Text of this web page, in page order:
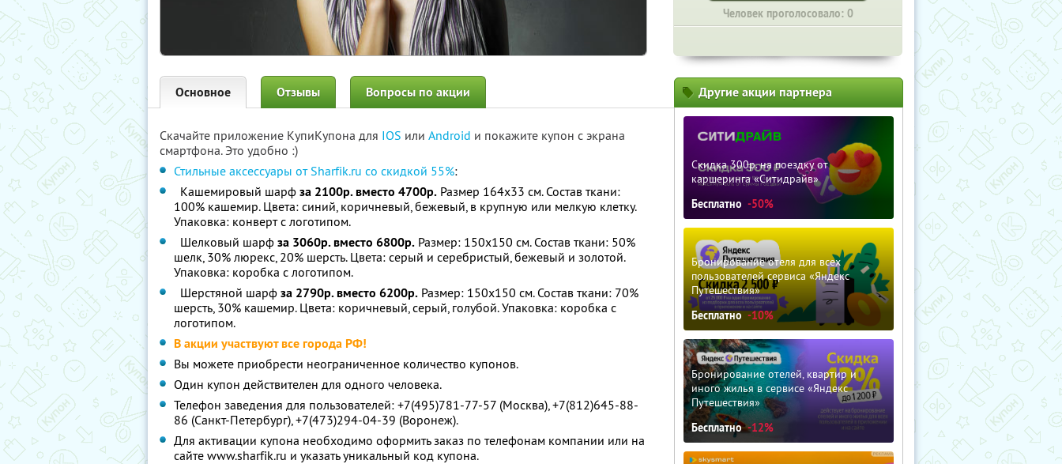
Человек проголосовало: 0
Основное Отзывы Вопросы по акции
Скачайте приложение КупиКупона для IOS или Android и покажите купон с экрана
смартфона. Это удобно :)
Стильные аксессуары от Sharfik.ru cо скидкой 55%:
Кашемировый шарф за 2100р. вместо 4700р. Размер 164х33 см. Состав ткани:
100% кашемир. Цвета: синий, коричневый, бежевый, в крупную или мелкую клетку.
Упаковка: конверт с логотипом.
Шелковый шарф за 3060р. вместо 6800р. Размер: 150х150 см. Состав ткани: 50%
шелк, 30% люрекс, 20% шерсть. Цвета: серый и серебристый, бежевый и золотой.
Упаковка: коробка с логотипом.
Шерстяной шарф за 2790р. вместо 6200р. Размер: 150х150 см. Состав ткани: 70%
шерсть, 30% кашемир. Цвета: коричневый, серый, голубой. Упаковка: коробка с
логотипом.
В акции участвуют все города РФ!
Вы можете приобрести неограниченное количество купонов.
Один купон действителен для одного человека.
Телефон заведения для пользователей: +7(495)781-77-57 (Москва), +7(812)645-88-
86 (Санкт-Петербург), +7(473)294-04-39 (Воронеж).
Для активации купона необходимо оформить заказ по телефонам компании или на
сайте www.sharfik.ru и указать уникальный код купона.
Другие акции партнера
Скидка 300р. на поездку от
каршеринга «Ситидрайв»
Бесплатно -50%
Бронирование отеля для всех
пользователей сервиса «Яндекс
Путешествия»
Бесплатно -10%
Бронирование отелей, квартир и
иного жилья в сервисе «Яндекс
Путешествия»
Бесплатно -12%